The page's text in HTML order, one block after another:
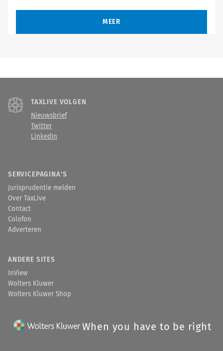
MEER
TAXLIVE VOLGEN
Nieuwsbrief
Twitter
LinkedIn
SERVICEPAGINA'S
Jurisprudentie melden
Over TaxLive
Contact
Colofon
Adverteren
ANDERE SITES
InView
Wolters Kluwer
Wolters Kluwer Shop
When you have to be right